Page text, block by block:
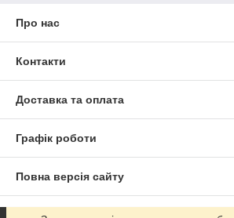
Про нас
Контакти
Доставка та оплата
Графік роботи
Повна версія сайту
Сайт створено на маркетплейсі